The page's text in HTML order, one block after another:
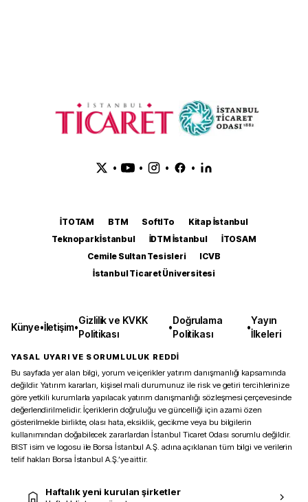
• • • •
İTOTAM BTM SoftITo
Kitap İstanbul
Teknopark İstanbul
İDTM İstanbul
İTOSAM
Cemile Sultan Tesisleri
ICVB
İstanbul Ticaret Üniversitesi
Künye•İletişim•
Gizlilik ve KVKK
Politikası
•
Doğrulama
Politikası
•
Yayın
İlkeleri
YASAL UYARI VE SORUMLULUK REDDİ
Bu sayfada yer alan bilgi, yorum ve içerikler yatırım danışmanlığı kapsamında
değildir. Yatırım kararları, kişisel mali durumunuz ile risk ve getiri tercihlerinize
göre yetkili kurumlarla yapılacak yatırım danışmanlığı sözleşmesi çerçevesinde
değerlendirilmelidir. İçeriklerin doğruluğu ve güncelliği için azami özen
gösterilmekle birlikte, olası hata, eksiklik, gecikme veya bu bilgilerin
kullanımından doğabilecek zararlardan İstanbul Ticaret Odası sorumlu değildir.
BIST isim ve logosu ile Borsa İstanbul A.Ş. adına açıklanan tüm bilgi ve verilerin
telif hakları Borsa İstanbul A.Ş.’ye aittir.
Haftalık yeni kurulan şirketler